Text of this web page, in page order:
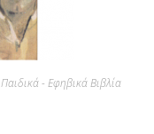
Παιδικά - Εφηβικά Βιβλία